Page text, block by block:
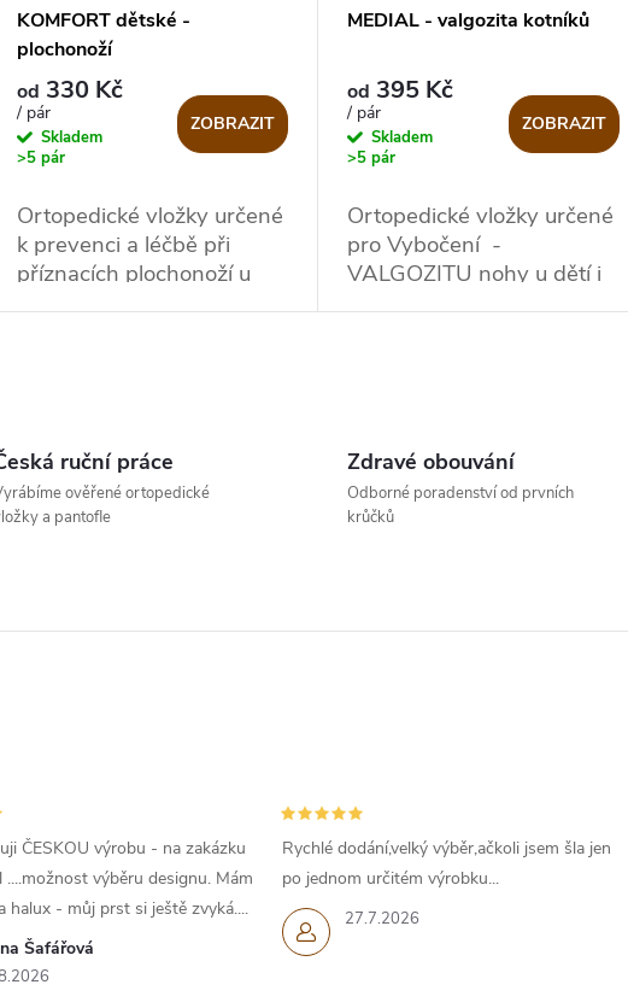
KOMFORT dětské -
plochonoží
od 330 Kč
/ pár
Skladem
>5 pár
ZOBRAZIT
Ortopedické vložky určené
k prevenci a léčbě při
příznacích plochonoží u
MEDIAL - valgozita kotníků
od 395 Kč
/ pár
Skladem
>5 pár
ZOBRAZIT
Ortopedické vložky určené
pro Vybočení -
VALGOZITU nohy u dětí i
ruční práce
ověřené ortopedické
a pantofle
Zdravé obouvání
Odborné poradenství od prvních
krůčků
Šafářová
ČESKOU výrobu - na zakázku
....možnost výběru designu. Mám
halux - můj prst si ještě zvyká....
27.7.2026
Rychlé dodání,velký výběr,ačkoli jsem šla jen
po jednom určitém výrobku...